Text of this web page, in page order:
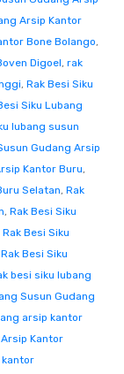
Arsip Kantor
Bone Bolango,
Digoel, rak
, Rak Besi Siku
Siku Lubang
lubang susun
Gudang Arsip
Kantor Buru,
Selatan, Rak
, Rak Besi Siku
Rak Besi Siku
Rak Besi Siku
besi siku lubang
Susun Gudang
arsip kantor
Kantor
kantor